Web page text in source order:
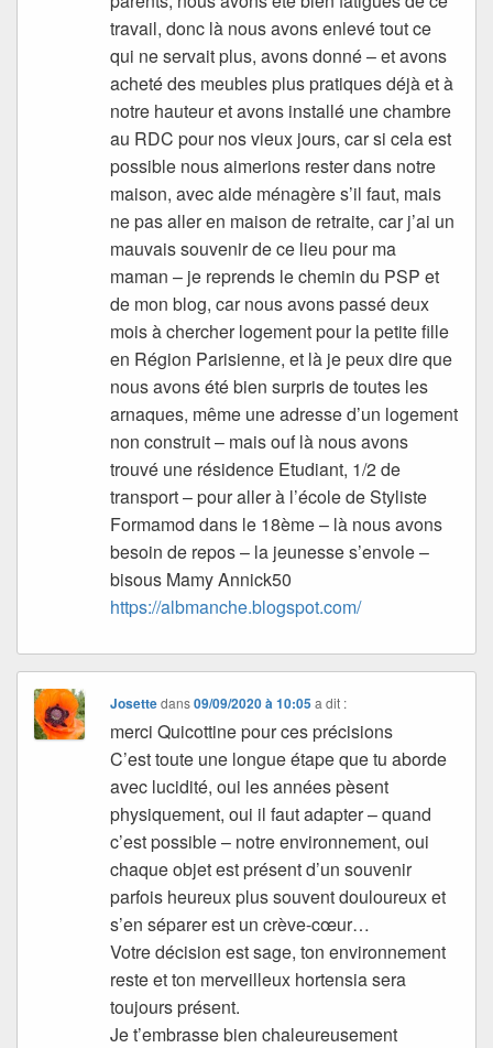
travail, donc là nous avons enlevé tout ce
qui ne servait plus, avons donné – et avons
acheté des meubles plus pratiques déjà et à
notre hauteur et avons installé une chambre
au RDC pour nos vieux jours, car si cela est
possible nous aimerions rester dans notre
maison, avec aide ménagère s’il faut, mais
ne pas aller en maison de retraite, car j’ai un
mauvais souvenir de ce lieu pour ma
maman – je reprends le chemin du PSP et
de mon blog, car nous avons passé deux
mois à chercher logement pour la petite fille
en Région Parisienne, et là je peux dire que
nous avons été bien surpris de toutes les
arnaques, même une adresse d’un logement
non construit – mais ouf là nous avons
trouvé une résidence Etudiant, 1/2 de
transport – pour aller à l’école de Styliste
Formamod dans le 18ème – là nous avons
besoin de repos – la jeunesse s’envole –
bisous Mamy Annick50
https://albmanche.blogspot.com/
Josettedans09/09/2020 à 10:05 a dit :
merci Quicottine pour ces précisions
C’est toute une longue étape que tu aborde
avec lucidité, oui les années pèsent
physiquement, oui il faut adapter – quand
c’est possible – notre environnement, oui
chaque objet est présent d’un souvenir
parfois heureux plus souvent douloureux et
s’en séparer est un crève-cœur…
Votre décision est sage, ton environnement
reste et ton merveilleux hortensia sera
toujours présent.
Je t’embrasse bien chaleureusement